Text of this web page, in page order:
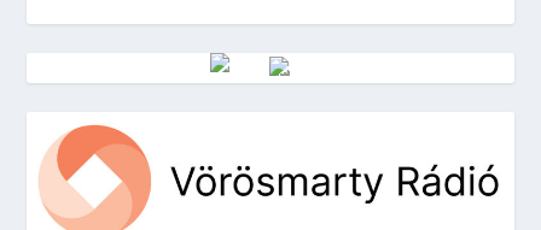
Vörösmarty Rádió